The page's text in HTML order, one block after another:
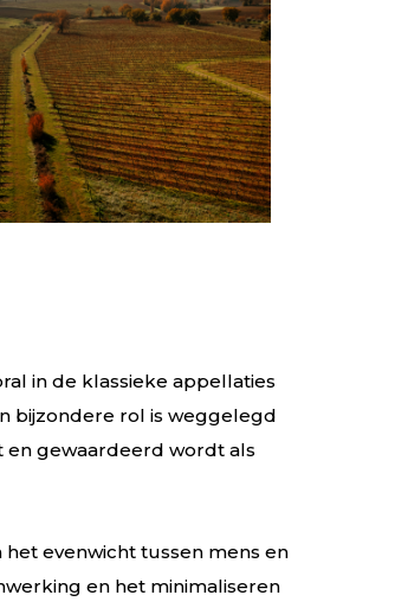
in de klassieke appellaties
bijzondere rol is weggelegd
en gewaardeerd wordt als
evenwicht tussen mens en
en het minimaliseren